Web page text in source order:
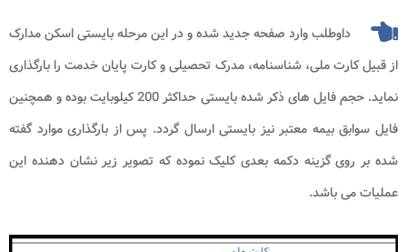
داوطلب وارد صفحه جدید شده و در این مرحله بایستی اسکن مدارک
از قبیل کارت ملی، شناسنامه، مدرک تحصیلی و کارت پایان خدمت را بارگذاری
نماید. حجم فایل های ذکر شده بایستی حداکثر 200 کیلوبایت بوده و همچنین
فایل سوابق بیمه معتبر نیز بایستی ارسال گردد. پس از بارگذاری موارد گفته
شده بر روی گزینه دکمه بعدی کلیک نموده که تصویر زیر نشان دهنده این
عملیات می باشد.